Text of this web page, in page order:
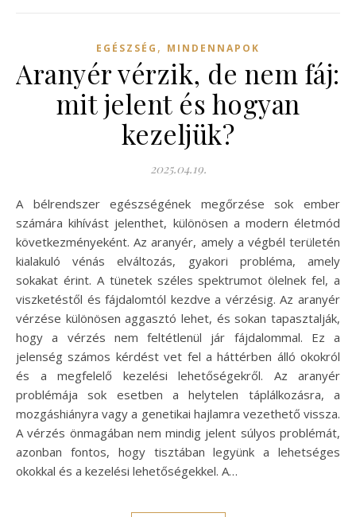
EGÉSZSÉG , MINDENNAPOK
Aranyér vérzik, de nem fáj:
mit jelent és hogyan
kezeljük?
2025.04.19.
A bélrendszer egészségének megőrzése sok ember
számára kihívást jelenthet, különösen a modern életmód
következményeként. Az aranyér, amely a végbél területén
kialakuló vénás elváltozás, gyakori probléma, amely
sokakat érint. A tünetek széles spektrumot ölelnek fel, a
viszketéstől és fájdalomtól kezdve a vérzésig. Az aranyér
vérzése különösen aggasztó lehet, és sokan tapasztalják,
hogy a vérzés nem feltétlenül jár fájdalommal. Ez a
jelenség számos kérdést vet fel a háttérben álló okokról
és a megfelelő kezelési lehetőségekről. Az aranyér
problémája sok esetben a helytelen táplálkozásra, a
mozgáshiányra vagy a genetikai hajlamra vezethető vissza.
A vérzés önmagában nem mindig jelent súlyos problémát,
azonban fontos, hogy tisztában legyünk a lehetséges
okokkal és a kezelési lehetőségekkel. A…